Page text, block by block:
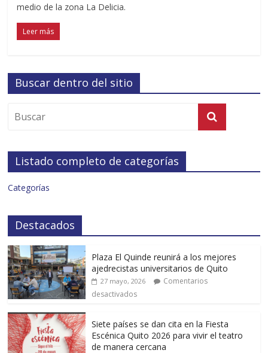
medio de la zona La Delicia.
Leer más
Buscar dentro del sitio
Listado completo de categorías
Categorías
Destacados
Plaza El Quinde reunirá a los mejores
ajedrecistas universitarios de Quito
27 mayo, 2026
Comentarios
desactivados
Siete países se dan cita en la Fiesta
Escénica Quito 2026 para vivir el teatro
de manera cercana